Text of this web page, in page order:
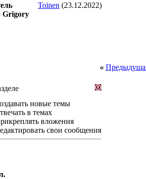
Grigory
Toinen (23.12.2022)
«
новые темы
в темах
вложения
свои сообщения